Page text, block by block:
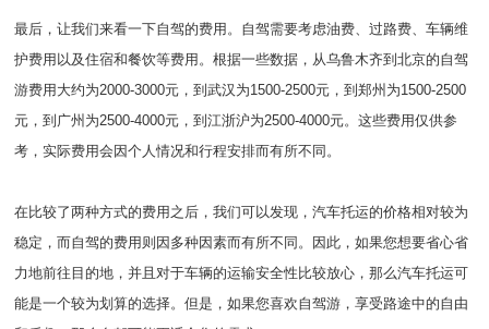
最后，让我们来看一下自驾的费用。自驾需要考虑油费、过路费、车辆维
护费用以及住宿和餐饮等费用。根据一些数据，从乌鲁木齐到北京的自驾
游费用大约为2000-3000元，到武汉为1500-2500元，到郑州为1500-2500
元，到广州为2500-4000元，到江浙沪为2500-4000元。这些费用仅供参
考，实际费用会因个人情况和行程安排而有所不同。
在比较了两种方式的费用之后，我们可以发现，汽车托运的价格相对较为
稳定，而自驾的费用则因多种因素而有所不同。因此，如果您想要省心省
力地前往目的地，并且对于车辆的运输安全性比较放心，那么汽车托运可
能是一个较为划算的选择。但是，如果您喜欢自驾游，享受路途中的自由